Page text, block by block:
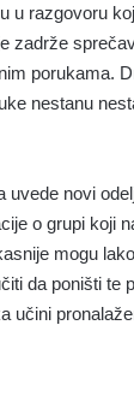
u razgovoru
zadrže
porukama.
nestanu
uvede novi
o grupi koji
mogu
da poništi te
učini